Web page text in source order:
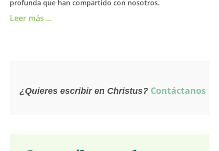
profunda que han compartido con nosotros.
Leer más ...
¿Quieres escribir en Christus? Contáctanos